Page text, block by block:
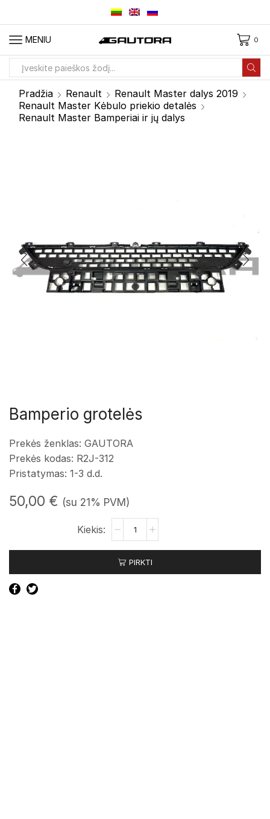
MENIU 0
Pradžia Renault
Renault Master dalys 2019
Renault Master Kėbulo priekio detalės
Renault Master Bamperiai ir jų dalys
Bamperio grotelės
Prekės ženklas: GAUTORA
Prekės kodas: R2J-312
Pristatymas: 1-3 d.d.
50,00 € (su 21% PVM)
produkto
kiekis:
Bamperio
grotelės
PIRKTI